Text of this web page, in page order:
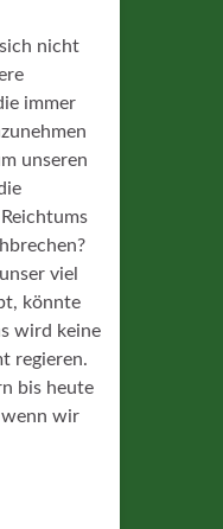
nicht
immer
unseren
viel
könnte
wird keine
regieren.
bis heute
wir